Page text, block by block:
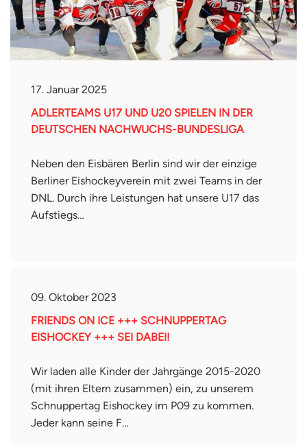
17. Januar 2025
ADLERTEAMS U17 UND U20 SPIELEN IN DER
DEUTSCHEN NACHWUCHS-BUNDESLIGA
Neben den Eisbären Berlin sind wir der einzige
Berliner Eishockeyverein mit zwei Teams in der
DNL. Durch ihre Leistungen hat unsere U17 das
Aufstiegs…
09. Oktober 2023
FRIENDS ON ICE +++ SCHNUPPERTAG
EISHOCKEY +++ SEI DABEI!
Wir laden alle Kinder der Jahrgänge 2015-2020
(mit ihren Eltern zusammen) ein, zu unserem
Schnuppertag Eishockey im P09 zu kommen.
Jeder kann seine F…